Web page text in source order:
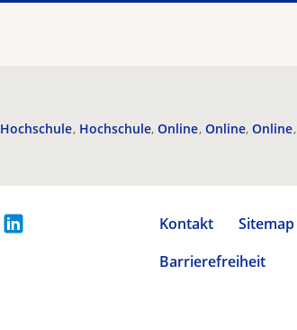
Hochschule Hochschule Online Online Online
Kontakt Sitemap
Barrierefreiheit